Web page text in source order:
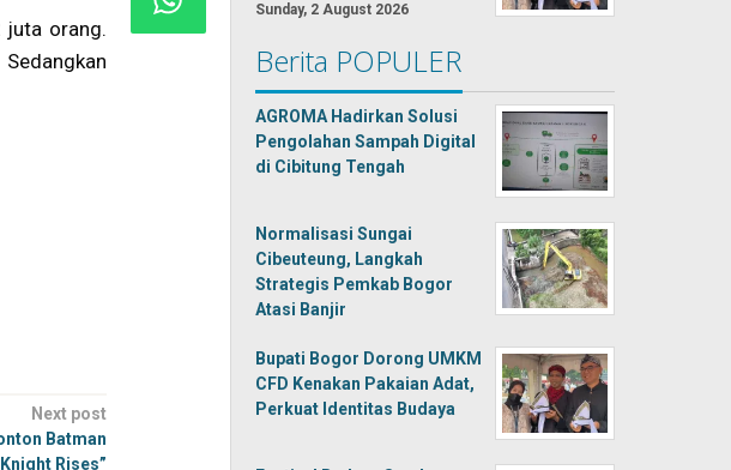
juta orang.
Next post
Batman
Rises”
Sunday, 2 August 2026
Berita POPULER
AGROMA Hadirkan Solusi
Pengolahan Sampah Digital
di Cibitung Tengah
Normalisasi Sungai
Cibeuteung, Langkah
Strategis Pemkab Bogor
Atasi Banjir
Bupati Bogor Dorong UMKM
CFD Kenakan Pakaian Adat,
Perkuat Identitas Budaya